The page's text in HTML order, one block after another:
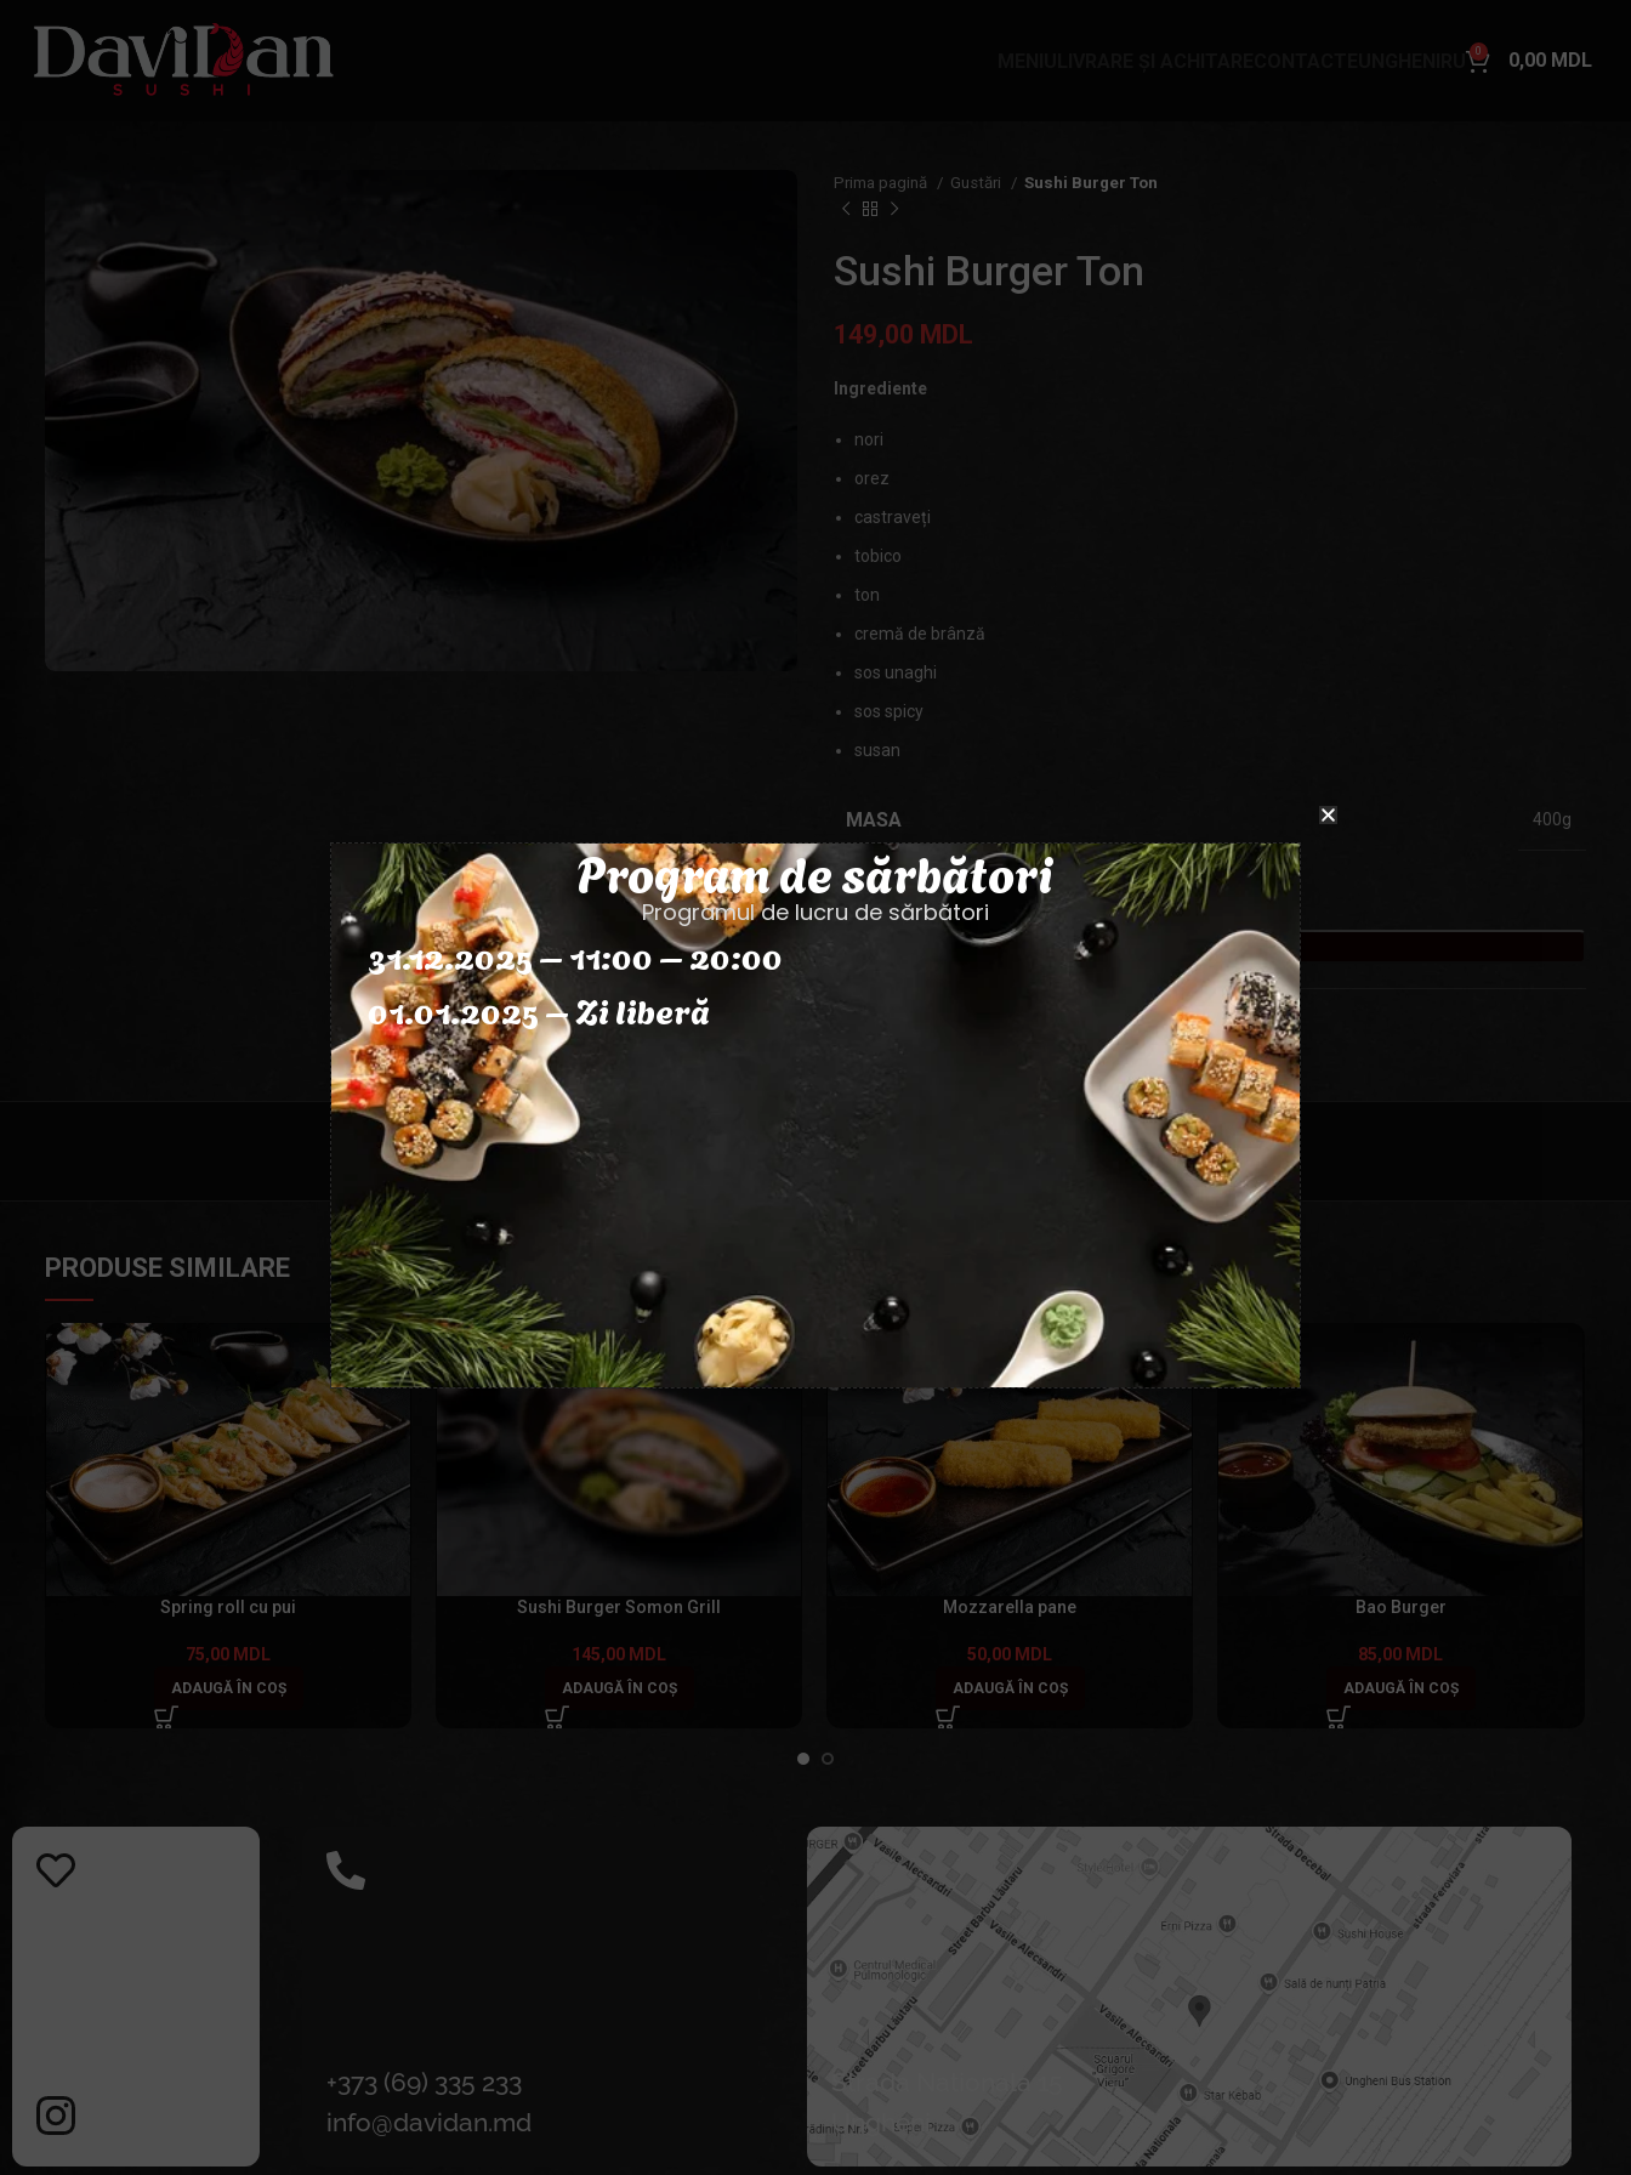
0 0,00 MDL
Prima pagină Gustări Sushi Burger Ton
Sushi Burger Ton
149,00 MDL
Ingrediente
nori
orez
castraveți
tobico
ton
cremă de brânză
sos unaghi
sos spicy
susan
MASA 400g
ADAUGĂ ÎN COȘ
PRODUSE SIMILARE
Spring roll cu pui
75,00 MDL
ADAUGĂ ÎN COȘ
Sushi Burger Somon Grill
145,00 MDL
ADAUGĂ ÎN COȘ
Mozzarella pane
50,00 MDL
ADAUGĂ ÎN COȘ
Bao Burger
85,00 MDL
ADAUGĂ ÎN COȘ
+373 (69) 335 233
info@davidan.md
Strada Nationala 15
Ungheni
Program de sărbători
Programul de lucru de sărbători
31.12.2025 – 11:00 – 20:00
01.01.2025 – Zi liberă